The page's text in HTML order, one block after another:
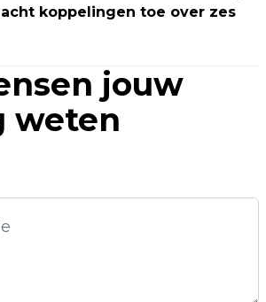
koppelingen toe over zes
jouw
weten